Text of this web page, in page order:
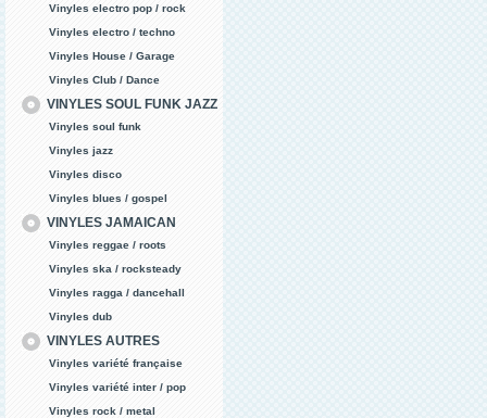
Vinyles electro pop / rock
Vinyles electro / techno
Vinyles House / Garage
Vinyles Club / Dance
VINYLES SOUL FUNK JAZZ
Vinyles soul funk
Vinyles jazz
Vinyles disco
Vinyles blues / gospel
VINYLES JAMAICAN
Vinyles reggae / roots
Vinyles ska / rocksteady
Vinyles ragga / dancehall
Vinyles dub
VINYLES AUTRES
Vinyles variété française
Vinyles variété inter / pop
Vinyles rock / metal